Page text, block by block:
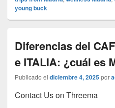
young buck
Diferencias del
e ITALIA: ¿cuál es
Publicado el diciembre 4, 2025por
Contact Us on Threema